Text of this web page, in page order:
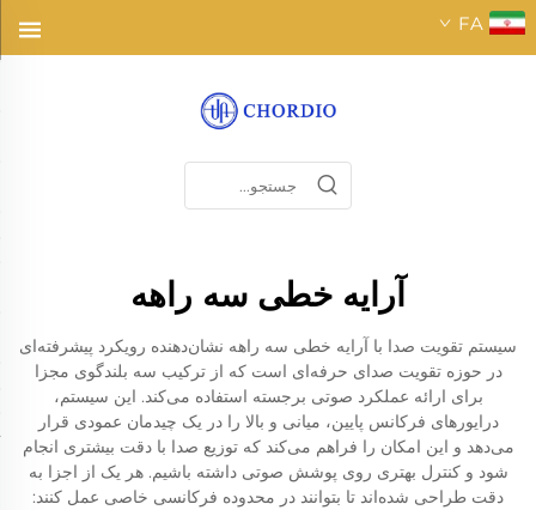
FA
آرایه خطی سه راهه
سیستم تقویت صدا با آرایه خطی سه راهه نشان‌دهنده رویکرد پیشرفته‌ای
در حوزه تقویت صدای حرفه‌ای است که از ترکیب سه بلندگوی مجزا
برای ارائه عملکرد صوتی برجسته استفاده می‌کند. این سیستم،
درایورهای فرکانس پایین، میانی و بالا را در یک چیدمان عمودی قرار
می‌دهد و این امکان را فراهم می‌کند که توزیع صدا با دقت بیشتری انجام
شود و کنترل بهتری روی پوشش صوتی داشته باشیم. هر یک از اجزا به
دقت طراحی شده‌اند تا بتوانند در محدوده فرکانسی خاصی عمل کنند: